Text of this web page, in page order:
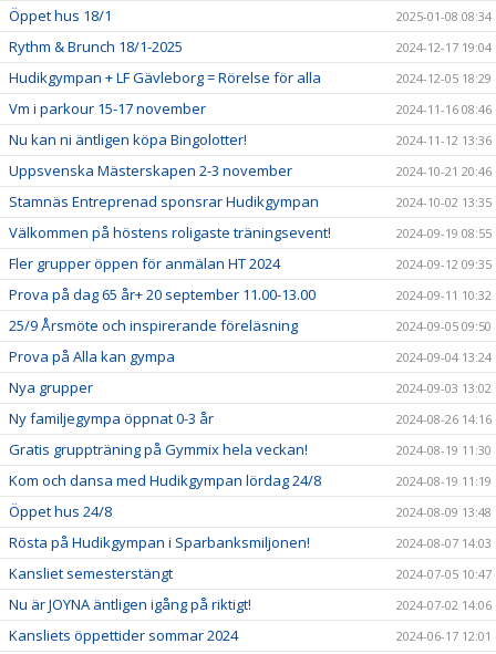
Öppet hus 18/1 2025-01-08 08:34
Rythm & Brunch 18/1-2025 2024-12-17 19:04
Hudikgympan + LF Gävleborg = Rörelse för alla 2024-12-05 18:29
Vm i parkour 15-17 november 2024-11-16 08:46
Nu kan ni äntligen köpa Bingolotter! 2024-11-12 13:36
Uppsvenska Mästerskapen 2-3 november 2024-10-21 20:46
Stamnäs Entreprenad sponsrar Hudikgympan 2024-10-02 13:35
Välkommen på höstens roligaste träningsevent! 2024-09-19 08:55
Fler grupper öppen för anmälan HT 2024 2024-09-12 09:35
Prova på dag 65 år+ 20 september 11.00-13.00 2024-09-11 10:32
25/9 Årsmöte och inspirerande föreläsning 2024-09-05 09:50
Prova på Alla kan gympa 2024-09-04 13:24
Nya grupper 2024-09-03 13:02
Ny familjegympa öppnat 0-3 år 2024-08-26 14:16
Gratis gruppträning på Gymmix hela veckan! 2024-08-19 11:30
Kom och dansa med Hudikgympan lördag 24/8 2024-08-19 11:19
Öppet hus 24/8 2024-08-09 13:48
Rösta på Hudikgympan i Sparbanksmiljonen! 2024-08-07 14:03
Kansliet semesterstängt 2024-07-05 10:47
Nu är JOYNA äntligen igång på riktigt! 2024-07-02 14:06
Kansliets öppettider sommar 2024 2024-06-17 12:01